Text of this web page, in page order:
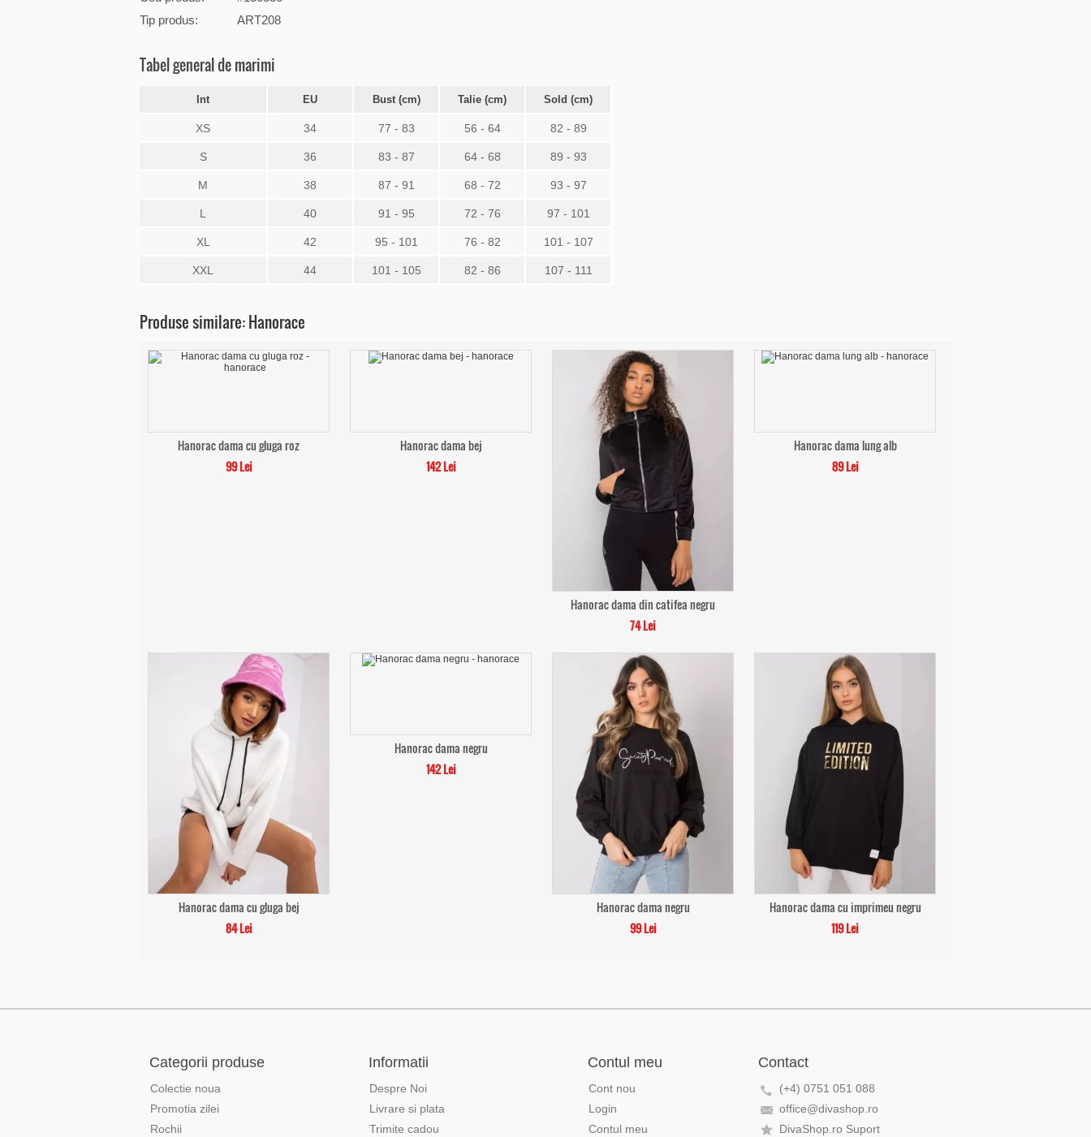
Tip produs:
ART208
Tabel general de marimi
Int EU Bust (cm) Talie (cm) Sold (cm)
XS 34 77 - 83 56 - 64 82 - 89
S 36 83 - 87 64 - 68 89 - 93
M 38 87 - 91 68 - 72 93 - 97
L 40 91 - 95 72 - 76 97 - 101
XL 42 95 - 101 76 - 82 101 - 107
XXL 44 101 - 105 82 - 86 107 - 111
Produse similare: Hanorace
Hanorac dama cu gluga roz
99 Lei
Hanorac dama bej
142 Lei
Hanorac dama din catifea negru
74 Lei
Hanorac dama lung alb
89 Lei
Hanorac dama cu gluga bej
84 Lei
Hanorac dama negru
142 Lei
Hanorac dama negru
99 Lei
Hanorac dama cu imprimeu negru
119 Lei
Categorii produse
Colectie noua
Promotia zilei
Rochii
Informatii
Despre Noi
Livrare si plata
Trimite cadou
Contul meu
Cont nou
Login
Contul meu
Contact
(+4) 0751 051 088
office@divashop.ro
DivaShop.ro Suport